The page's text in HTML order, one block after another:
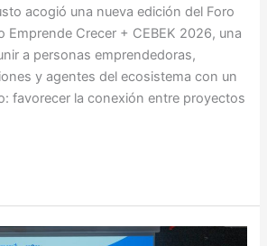
acogió una nueva edición del Foro
Emprende Crecer + CEBEK 2026, una
a personas emprendedoras,
y agentes del ecosistema con un
favorecer la conexión entre proyectos